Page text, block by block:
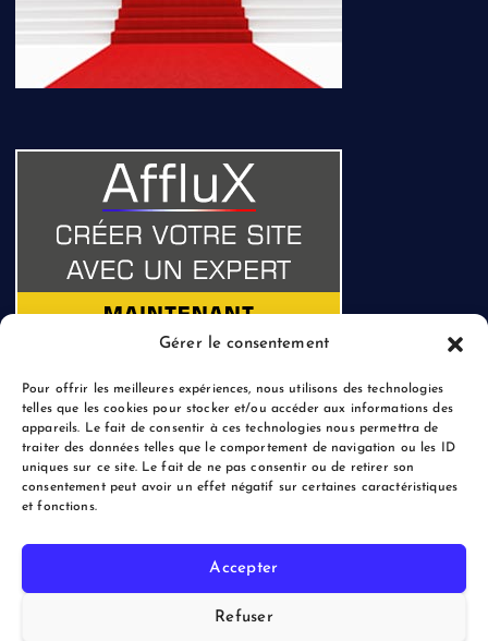
Gérer le consentement
Pour offrir les meilleures expériences, nous utilisons des technologies
telles que les cookies pour stocker et/ou accéder aux informations des
appareils. Le fait de consentir à ces technologies nous permettra de
traiter des données telles que le comportement de navigation ou les ID
uniques sur ce site. Le fait de ne pas consentir ou de retirer son
consentement peut avoir un effet négatif sur certaines caractéristiques
et fonctions.
Accepter
Refuser
Copyright © 2026 le Blogreporter | Powered by Afflux.info